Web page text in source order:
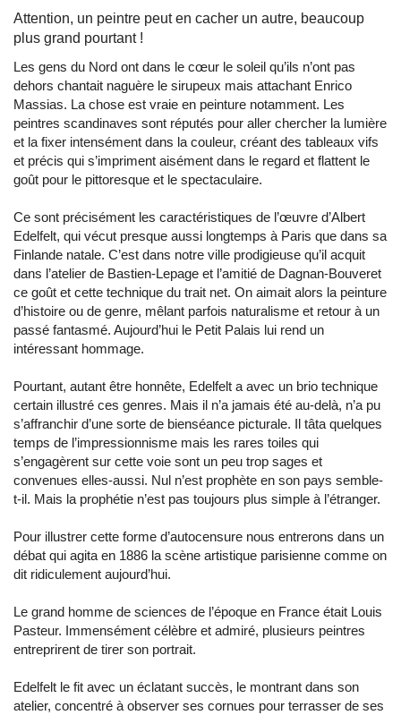
Attention, un peintre peut en cacher un autre, beaucoup
plus grand pourtant !
Les gens du Nord ont dans le cœur le soleil qu’ils n’ont pas
dehors chantait naguère le sirupeux mais attachant Enrico
Massias. La chose est vraie en peinture notamment. Les
peintres scandinaves sont réputés pour aller chercher la lumière
et la fixer intensément dans la couleur, créant des tableaux vifs
et précis qui s’impriment aisément dans le regard et flattent le
goût pour le pittoresque et le spectaculaire.
Ce sont précisément les caractéristiques de l’œuvre d’Albert
Edelfelt, qui vécut presque aussi longtemps à Paris que dans sa
Finlande natale. C’est dans notre ville prodigieuse qu’il acquit
dans l’atelier de Bastien-Lepage et l’amitié de Dagnan-Bouveret
ce goût et cette technique du trait net. On aimait alors la peinture
d’histoire ou de genre, mêlant parfois naturalisme et retour à un
passé fantasmé. Aujourd’hui le Petit Palais lui rend un
intéressant hommage.
Pourtant, autant être honnête, Edelfelt a avec un brio technique
certain illustré ces genres. Mais il n’a jamais été au-delà, n’a pu
s’affranchir d’une sorte de bienséance picturale. Il tâta quelques
temps de l’impressionnisme mais les rares toiles qui
s’engagèrent sur cette voie sont un peu trop sages et
convenues elles-aussi. Nul n’est prophète en son pays semble-
t-il. Mais la prophétie n’est pas toujours plus simple à l’étranger.
Pour illustrer cette forme d’autocensure nous entrerons dans un
débat qui agita en 1886 la scène artistique parisienne comme on
dit ridiculement aujourd’hui.
Le grand homme de sciences de l’époque en France était Louis
Pasteur. Immensément célèbre et admiré, plusieurs peintres
entreprirent de tirer son portrait.
Edelfelt le fit avec un éclatant succès, le montrant dans son
atelier, concentré à observer ses cornues pour terrasser de ses